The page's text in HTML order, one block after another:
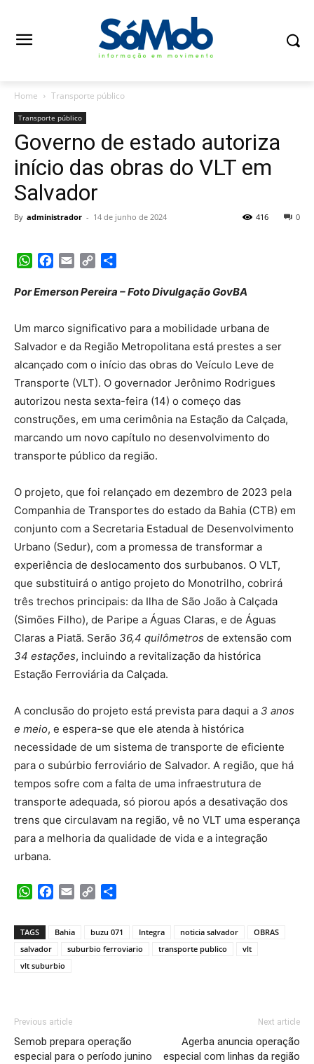
Home Transporte público
Transporte público
Governo de estado autoriza
início das obras do VLT em
Salvador
By administrador - 14 de junho de 2024 0
416
WhatsApp
Facebook
Email Copy
Por Emerson Pereira – Foto Divulgação GovBA
Um marco significativo para a mobilidade urbana de
Salvador e da Região Metropolitana está prestes a ser
alcançado com o início das obras do Veículo Leve de
Transporte (VLT). O governador Jerônimo Rodrigues
autorizou nesta sexta-feira (14) o começo das
construções, em uma cerimônia na Estação da Calçada,
marcando um novo capítulo no desenvolvimento do
transporte público da região.
O projeto, que foi relançado em dezembro de 2023 pela
Companhia de Transportes do estado da Bahia (CTB) em
conjunto com a Secretaria Estadual de Desenvolvimento
Urbano (Sedur), com a promessa de transformar a
experiência de deslocamento dos surbubanos. O VLT,
que substituirá o antigo projeto do Monotrilho, cobrirá
três trechos principais: da Ilha de São João à Calçada
(Simões Filho), de Paripe a Águas Claras, e de Águas
Claras a Piatã. Serão 36,4 quilômetros de extensão com
34 estações, incluindo a revitalização da histórica
Estação Ferroviária da Calçada.
A conclusão do projeto está prevista para daqui a 3 anos
e meio, e espera-se que ele atenda à histórica
necessidade de um sistema de transporte de eficiente
para o subúrbio ferroviário de Salvador. A região, que há
tempos sofre com a falta de uma infraestrutura de
transporte adequada, só piorou após a desativação dos
trens que circulavam na região, vê no VLT uma esperança
para a melhoria da qualidade de vida e a integração
urbana.
WhatsApp
Facebook
Email Copy
TAGS Bahia buzu 071 Integra noticia salvador
OBRAS
salvador
suburbio ferroviario transporte publico
vlt
vlt suburbio
Previous article
Semob prepara operação
especial para o período junino
Next article
Agerba anuncia operação
especial com linhas da região